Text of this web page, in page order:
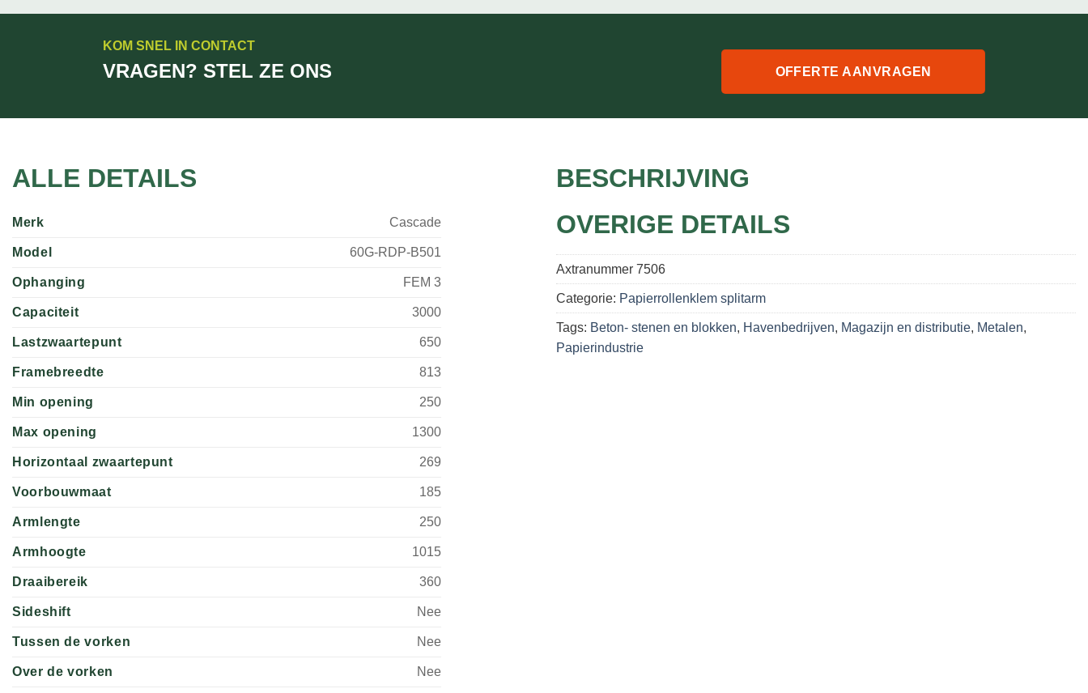
KOM SNEL IN CONTACT
VRAGEN? STEL ZE ONS OFFERTE AANVRAGEN
ALLE DETAILS
Merk Cascade
Model 60G-RDP-B501
Ophanging FEM 3
Capaciteit 3000
Lastzwaartepunt 650
Framebreedte 813
Min opening 250
Max opening 1300
Horizontaal zwaartepunt 269
Voorbouwmaat 185
Armlengte 250
Armhoogte 1015
Draaibereik 360
Sideshift Nee
Tussen de vorken Nee
Over de vorken Nee
BESCHRIJVING
OVERIGE DETAILS
Axtranummer 7506
Categorie: Papierrollenklem splitarm
Tags: Beton- stenen en blokken, Havenbedrijven, Magazijn en distributie, Metalen,
Papierindustrie